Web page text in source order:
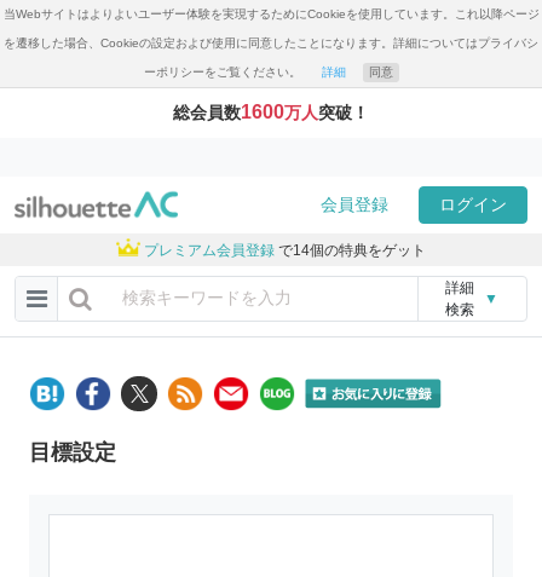
当Webサイトはよりよいユーザー体験を実現するためにCookieを使用しています。これ以降ページ
を遷移した場合、Cookieの設定および使用に同意したことになります。詳細についてはプライバシ
ーポリシーをご覧ください。 詳細 同意
総会員数1600万人突破！
会員登録 ログイン
プレミアム会員登録 で14個の特典をゲット
詳細
検索
▼
目標設定